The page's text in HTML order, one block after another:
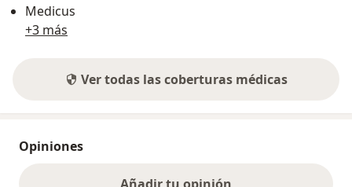
Medicus
+3 más
Ver todas las coberturas médicas
Opiniones